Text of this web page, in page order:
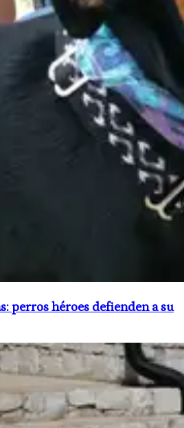
perros héroes defienden a su